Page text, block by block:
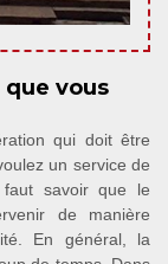
que vous
qui doit être
un service de
savoir que le
de manière
En général, la